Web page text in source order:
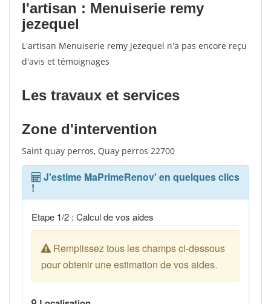
l'artisan : Menuiserie remy
jezequel
L'artisan Menuiserie remy jezequel n'a pas encore reçu
d'avis et témoignages
Les travaux et services
Zone d'intervention
Saint quay perros, Quay perros 22700